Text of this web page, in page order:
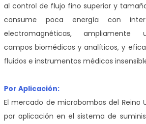
al control de flujo fino superior y
consume poca energía con
electromagnéticas, ampliamente
campos biomédicos y analíticos, y
fluidos e instrumentos médicos
Por Aplicación:
El mercado de microbombas del Reino
por aplicación en el sistema de